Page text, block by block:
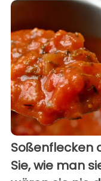
Soßenflecken
Sie, wie man